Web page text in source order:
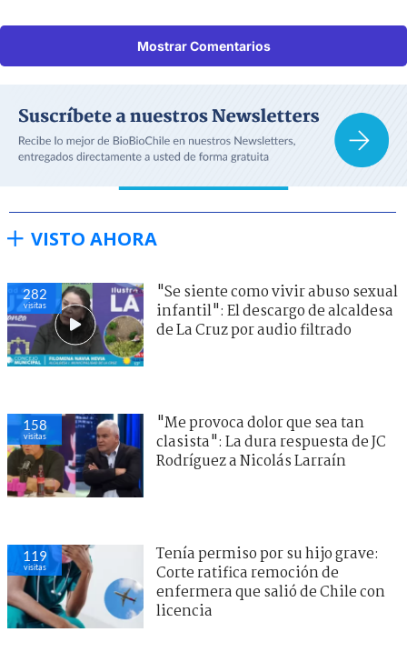
Mostrar Comentarios
VISTO AHORA
282
visitas
"Se siente como vivir abuso sexual
infantil": El descargo de alcaldesa
de La Cruz por audio filtrado
158
visitas
"Me provoca dolor que sea tan
clasista": La dura respuesta de JC
Rodríguez a Nicolás Larraín
119
visitas
Tenía permiso por su hijo grave:
Corte ratifica remoción de
enfermera que salió de Chile con
licencia